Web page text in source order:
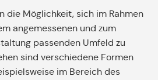
die Möglichkeit, sich im Rahmen
angemessenen und zum
passenden Umfeld zu
sind verschiedene Formen
im Bereich des